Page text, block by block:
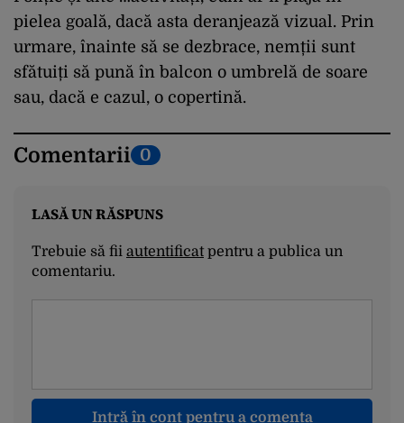
pielea goală, dacă asta deranjează vizual. Prin
urmare, înainte să se dezbrace, nemții sunt
sfătuiți să pună în balcon o umbrelă de soare
sau, dacă e cazul, o copertină.
Comentarii 0
LASĂ UN RĂSPUNS
Trebuie să fii autentificatpentru a publica un
comentariu.
Intră în cont pentru a comenta